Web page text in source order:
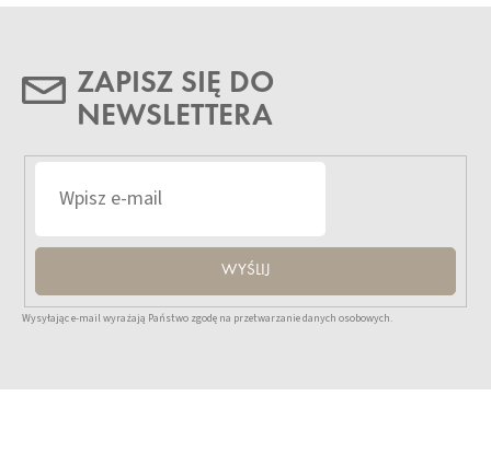
ZAPISZ SIĘ DO
NEWSLETTERA
WYŚLIJ
Wysyłając e-mail wyrażają Państwo zgodę na przetwarzanie danych osobowych.